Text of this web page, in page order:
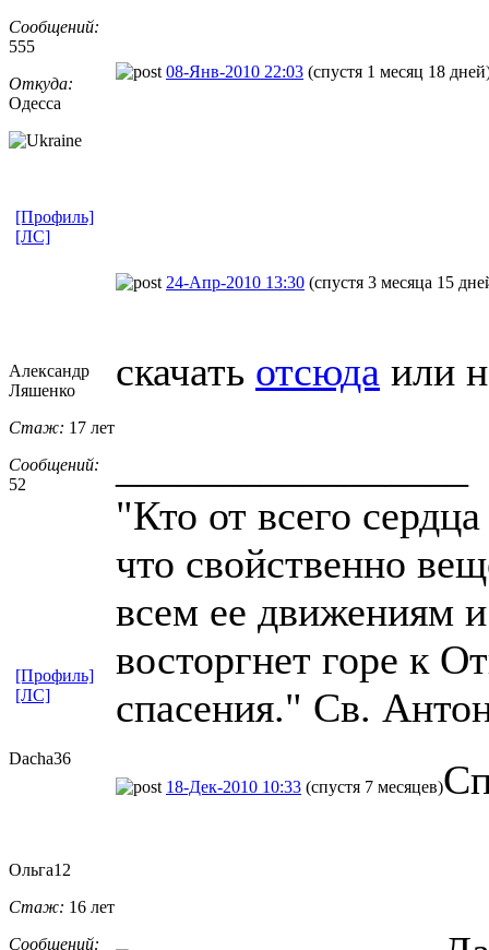
Сообщений:
555
Откуда:
Одесса
08-Янв-2010 22:03 (спустя 1 месяц 18
[Профиль]
[ЛС]
Александр
Ляшенко
Стаж: 17 лет
Сообщений:
52
24-Апр-2010 13:30 (спустя 3 месяца 15
скачать отсюда или
"Кто от всего
что свойственно
всем ее движениям
восторгнет горе к
спасения." Св.
[Профиль]
[ЛС]
Dacha36
18-Дек-2010 10:33 (спустя 7 месяцев)
Ольга12
Стаж: 16 лет
Сообщений: